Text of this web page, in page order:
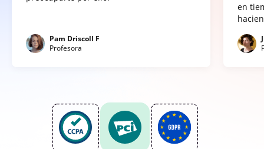
Pam Driscoll F
Profesora
en